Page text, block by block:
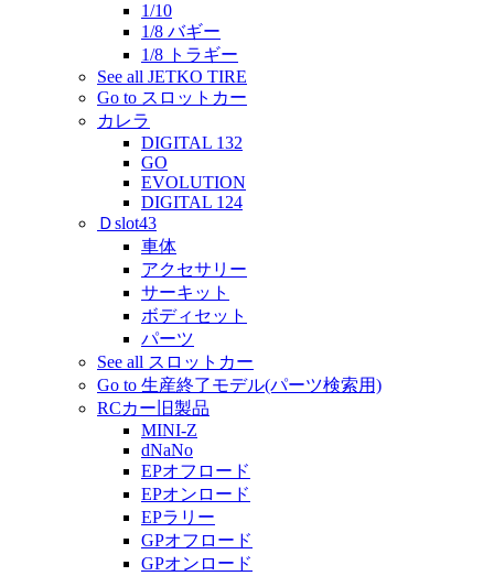
1/10
1/8 バギー
1/8 トラギー
See all JETKO TIRE
Go to スロットカー
カレラ
DIGITAL 132
GO
EVOLUTION
DIGITAL 124
Ｄslot43
車体
アクセサリー
サーキット
ボディセット
パーツ
See all スロットカー
Go to 生産終了モデル(パーツ検索用)
RCカー旧製品
MINI-Z
dNaNo
EPオフロード
EPオンロード
EPラリー
GPオフロード
GPオンロード